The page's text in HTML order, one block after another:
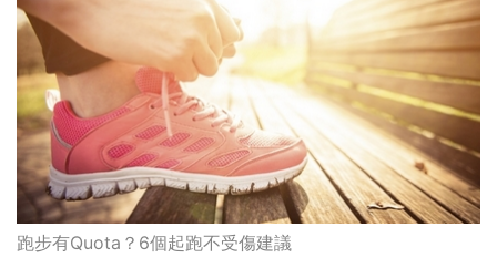
跑步有Quota？6個起跑不受傷建議